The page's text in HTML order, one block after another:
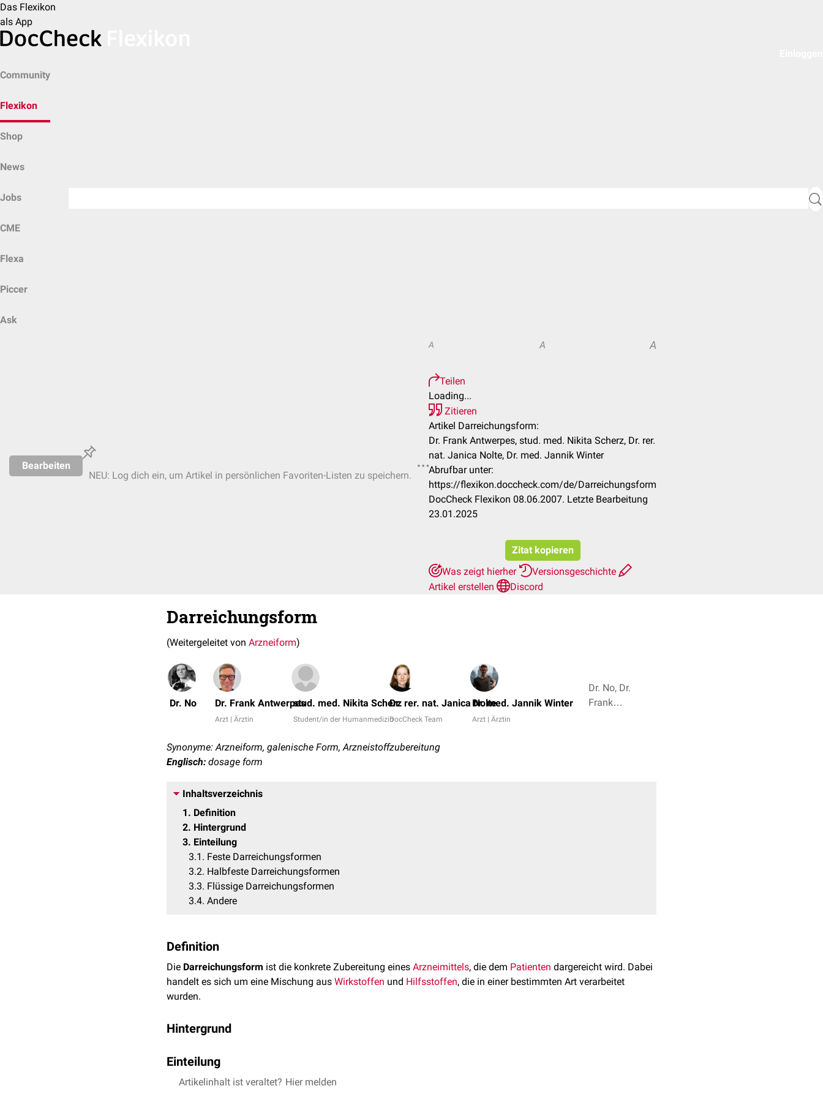
Das Flexikon
als App
Community
Flexikon
Shop
News
Jobs
CME
Flexa
Piccer
Ask
Bearbeiten
NEU: Log dich ein, um Artikel in persönlichen Favoriten-Listen zu speichern.
A A A
Teilen
Loading...
Zitieren
Artikel Darreichungsform:
Dr. Frank Antwerpes, stud. med. Nikita Scherz, Dr. rer.
nat. Janica Nolte, Dr. med. Jannik Winter
Abrufbar unter:
https://flexikon.doccheck.com/de/Darreichungsform
DocCheck Flexikon 08.06.2007. Letzte Bearbeitung
23.01.2025
Zitat kopieren
Was zeigt hierher
Versionsgeschichte
Artikel erstellen
Discord
Darreichungsform
(Weitergeleitet von Arzneiform)
Dr. No Dr. Frank Antwerpes
Arzt | Ärztin
stud. med. Nikita Scherz
Student/in der Humanmedizin
Dr. rer. nat. Janica Nolte
DocCheck Team
Dr. med. Jannik Winter
Arzt | Ärztin
Dr. No, Dr.
Frank
Synonyme: Arzneiform, galenische Form, Arzneistoffzubereitung
Englisch: dosage form
Inhaltsverzeichnis
1
Definition
2 Hintergrund
3 Einteilung
3.1
Feste Darreichungsformen
3.2 Halbfeste Darreichungsformen
3.3 Flüssige Darreichungsformen
3.4 Andere
Definition
Die Darreichungsform ist die konkrete Zubereitung eines Arzneimittels, die dem Patienten dargereicht wird. Dabei
handelt es sich um eine Mischung aus Wirkstoffen und Hilfsstoffen, die in einer bestimmten Art verarbeitet
wurden.
Hintergrund
Darreichungsform zahlreiche Nachteile mit sich bringt, wird sie heute (2022) so gut wie nicht mehr eingesetzt.
Die Darreichungsform ist insofern relevant, als dass sie die Wirksamkeit des Arzneimittels – vor allem hinsichtlich
Einteilung
Artikelinhalt ist veraltet? Hier melden